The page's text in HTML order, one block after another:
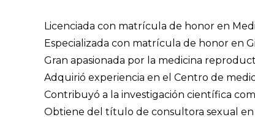
Licenciada con matrícula de honor en
Especializada con matrícula de honor en
Gran apasionada por la medicina
Adquirió experiencia en el Centro de
Contribuyó a la investigación científica
Obtiene del título de consultora sexual en